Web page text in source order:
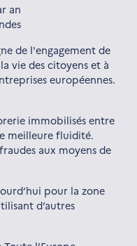
an
de l'engagement de
vie des citoyens et à
européennes.
immobilisés entre
meilleure fluidité.
aux moyens de
pour la zone
d’autres